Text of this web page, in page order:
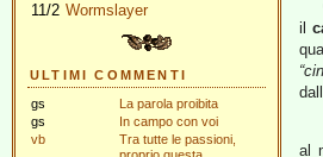
11/2 Wormslayer
ULTIMI COMMENTI
gs
La parola proibita
gs
In campo con voi
vb
Tra tutte le passioni,
il
al